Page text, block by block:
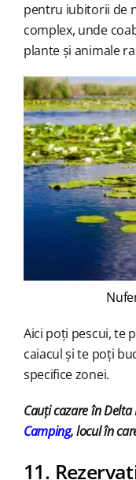
pentru iubitorii de
complex, unde
plante și animale
Aici poți pescui, te
caiacul și te poți
specifice zonei.
Cauți cazare în
Camping, locul în
11.